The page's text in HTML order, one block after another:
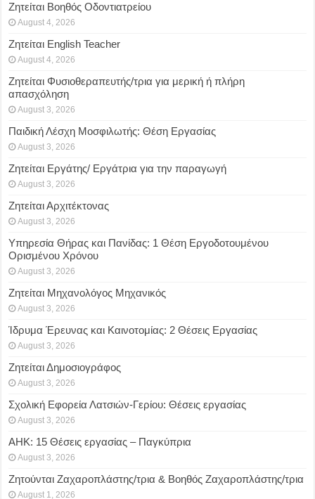
Ζητείται Βοηθός Οδοντιατρείου
August 4, 2026
Ζητείται English Teacher
August 4, 2026
Ζητείται Φυσιοθεραπευτής/τρια για μερική ή πλήρη
απασχόληση
August 3, 2026
Παιδική Λέσχη Μοσφιλωτής: Θέση Εργασίας
August 3, 2026
Ζητείται Εργάτης/ Εργάτρια για την παραγωγή
August 3, 2026
Ζητείται Αρχιτέκτονας
August 3, 2026
Υπηρεσία Θήρας και Πανίδας: 1 Θέση Eργοδοτουμένου
Oρισμένου Xρόνου
August 3, 2026
Ζητείται Μηχανολόγος Μηχανικός
August 3, 2026
Ίδρυμα Έρευνας και Καινοτομίας: 2 Θέσεις Εργασίας
August 3, 2026
Ζητείται Δημοσιογράφος
August 3, 2026
Σχολική Εφορεία Λατσιών-Γερίου: Θέσεις εργασίας
August 3, 2026
ΑΗΚ: 15 Θέσεις εργασίας – Παγκύπρια
August 3, 2026
Ζητούνται Ζαχαροπλάστης/τρια & Βοηθός Ζαχαροπλάστης/τρια
August 1, 2026